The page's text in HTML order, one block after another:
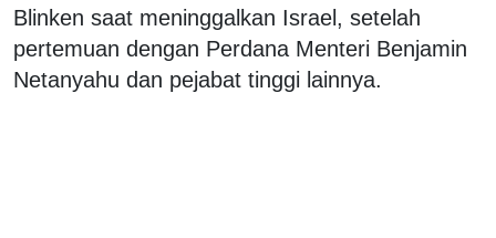
Blinken saat meninggalkan Israel, setelah
pertemuan dengan Perdana Menteri Benjamin
Netanyahu dan pejabat tinggi lainnya.